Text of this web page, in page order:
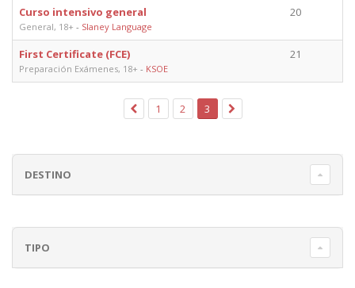
Curso intensivo general
General, 18+ - Slaney Language
20
First Certificate (FCE)
Preparación Exámenes, 18+ - KSOE
21
1 2 3
DESTINO
TIPO